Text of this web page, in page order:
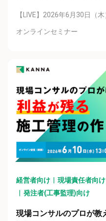
【LIVE】2026年6月30日（
オンラインセミナー
経営者向け 現場責任者向け
発注者(工事監理)向け
現場コンサルのプロが教